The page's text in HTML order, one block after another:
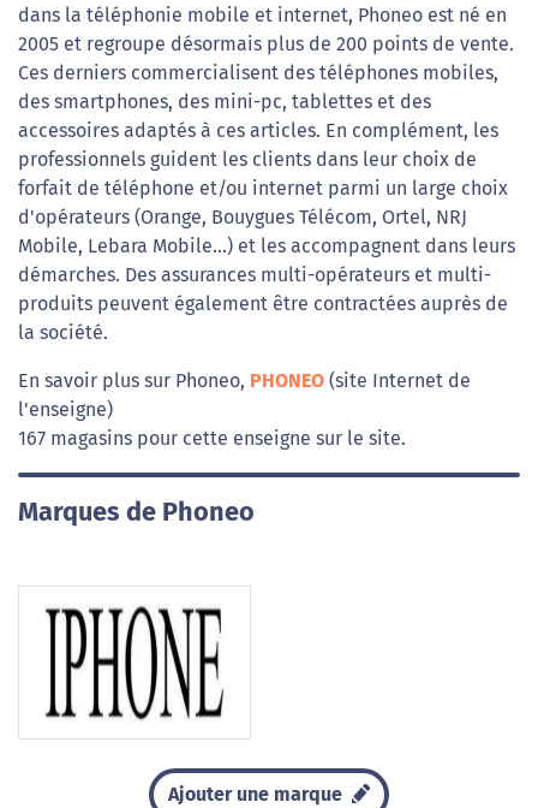
dans la téléphonie mobile et internet, Phoneo est né en
2005 et regroupe désormais plus de 200 points de vente.
Ces derniers commercialisent des téléphones mobiles,
des smartphones, des mini-pc, tablettes et des
accessoires adaptés à ces articles. En complément, les
professionnels guident les clients dans leur choix de
forfait de téléphone et/ou internet parmi un large choix
d'opérateurs (Orange, Bouygues Télécom, Ortel, NRJ
Mobile, Lebara Mobile...) et les accompagnent dans leurs
démarches. Des assurances multi-opérateurs et multi-
produits peuvent également être contractées auprès de
la société.
En savoir plus sur Phoneo, PHONEO (site Internet de
l'enseigne)
167 magasins pour cette enseigne sur le site.
Marques de Phoneo
Ajouter une marque